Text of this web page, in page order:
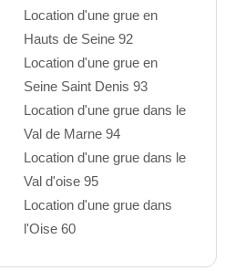
Location d'une grue en
Hauts de Seine 92
Location d'une grue en
Seine Saint Denis 93
Location d'une grue dans le
Val de Marne 94
Location d'une grue dans le
Val d'oise 95
Location d'une grue dans
l'Oise 60